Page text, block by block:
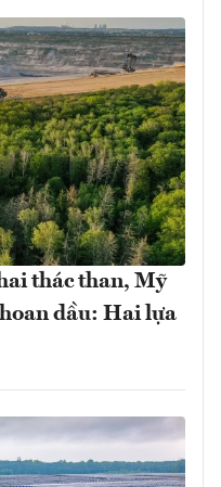
thác than, Mỹ
dầu: Hai lựa